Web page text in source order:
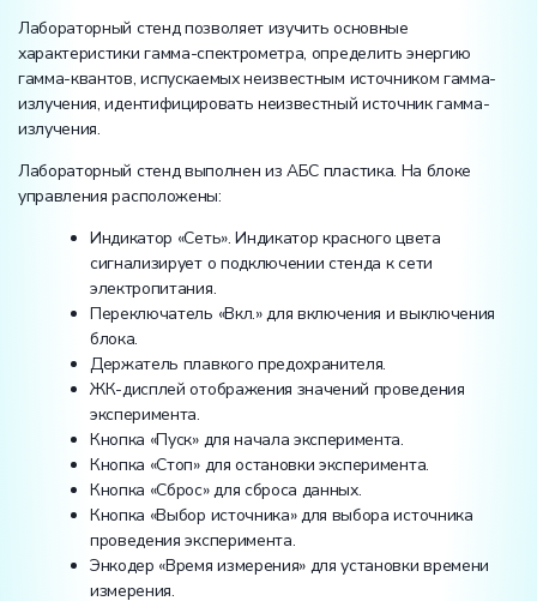
Лабораторный стенд позволяет изучить основные
характеристики гамма-спектрометра, определить энергию
гамма-квантов, испускаемых неизвестным источником гамма-
излучения, идентифицировать неизвестный источник гамма-
излучения.
Лабораторный стенд выполнен из АБС пластика. На блоке
управления расположены:
Индикатор «Сеть». Индикатор красного цвета
сигнализирует о подключении стенда к сети
электропитания.
Переключатель «Вкл.» для включения и выключения
блока.
Держатель плавкого предохранителя.
ЖК-дисплей отображения значений проведения
эксперимента.
Кнопка «Пуск» для начала эксперимента.
Кнопка «Стоп» для остановки эксперимента.
Кнопка «Сброс» для сброса данных.
Кнопка «Выбор источника» для выбора источника
проведения эксперимента.
Энкодер «Время измерения» для установки времени
измерения.